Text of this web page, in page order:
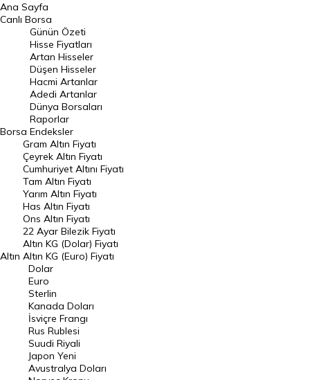
BIST 100 Hisseleri
En Çok Artan Hisseler
En Çok Düşen Hisseler
Hacmi Artanlar
Geçmiş Kapanışlar
Dünya Borsaları
Raporlar
Endeksler
DÖVİZ
Döviz Kuru
Dolar Kuru
Euro Kuru
Pound Kuru
Frank Kuru
Riyal Kuru
Avustralya Doları
Danimarka Kronu Kuru
Ana Sayfa
Canlı Borsa
Borsa
Günün Özeti
Hisse Fiyatları
Artan Hisseler
Düşen Hisseler
Hacmi Artanlar
Adedi Artanlar
Dünya Borsaları
Raporlar
Endeksler
Altın
Gram Altın Fiyatı
Çeyrek Altın Fiyatı
Cumhuriyet Altını Fiyatı
Tam Altın Fiyatı
Yarım Altın Fiyatı
Has Altın Fiyatı
Ons Altın Fiyatı
22 Ayar Bilezik Fiyatı
Altın KG (Dolar) Fiyatı
Altın KG (Euro) Fiyatı
Dolar
Euro
Sterlin
Kanada Doları
İsviçre Frangı
Rus Rublesi
Suudi Riyali
Japon Yeni
Avustralya Doları